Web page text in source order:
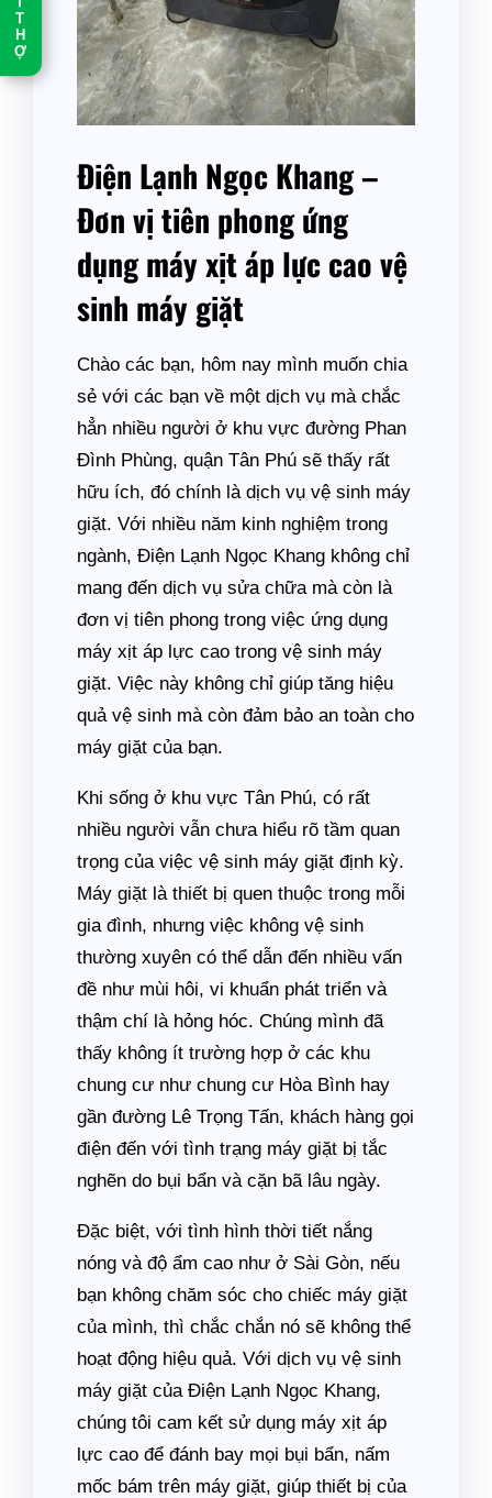
T
T
H
Ợ
Điện Lạnh Ngọc Khang –
Đơn vị tiên phong ứng
dụng máy xịt áp lực cao vệ
sinh máy giặt
Chào các bạn, hôm nay mình muốn chia
sẻ với các bạn về một dịch vụ mà chắc
hẳn nhiều người ở khu vực đường Phan
Đình Phùng, quận Tân Phú sẽ thấy rất
hữu ích, đó chính là dịch vụ vệ sinh máy
giặt. Với nhiều năm kinh nghiệm trong
ngành, Điện Lạnh Ngọc Khang không chỉ
mang đến dịch vụ sửa chữa mà còn là
đơn vị tiên phong trong việc ứng dụng
máy xịt áp lực cao trong vệ sinh máy
giặt. Việc này không chỉ giúp tăng hiệu
quả vệ sinh mà còn đảm bảo an toàn cho
máy giặt của bạn.
Khi sống ở khu vực Tân Phú, có rất
nhiều người vẫn chưa hiểu rõ tầm quan
trọng của việc vệ sinh máy giặt định kỳ.
Máy giặt là thiết bị quen thuộc trong mỗi
gia đình, nhưng việc không vệ sinh
thường xuyên có thể dẫn đến nhiều vấn
đề như mùi hôi, vi khuẩn phát triển và
thậm chí là hỏng hóc. Chúng mình đã
thấy không ít trường hợp ở các khu
chung cư như chung cư Hòa Bình hay
gần đường Lê Trọng Tấn, khách hàng gọi
điện đến với tình trạng máy giặt bị tắc
nghẽn do bụi bẩn và cặn bã lâu ngày.
Đặc biệt, với tình hình thời tiết nắng
nóng và độ ẩm cao như ở Sài Gòn, nếu
bạn không chăm sóc cho chiếc máy giặt
của mình, thì chắc chắn nó sẽ không thể
hoạt động hiệu quả. Với dịch vụ vệ sinh
máy giặt của Điện Lạnh Ngọc Khang,
chúng tôi cam kết sử dụng máy xịt áp
lực cao để đánh bay mọi bụi bẩn, nấm
mốc bám trên máy giặt, giúp thiết bị của